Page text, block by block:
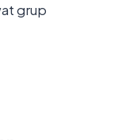
grup